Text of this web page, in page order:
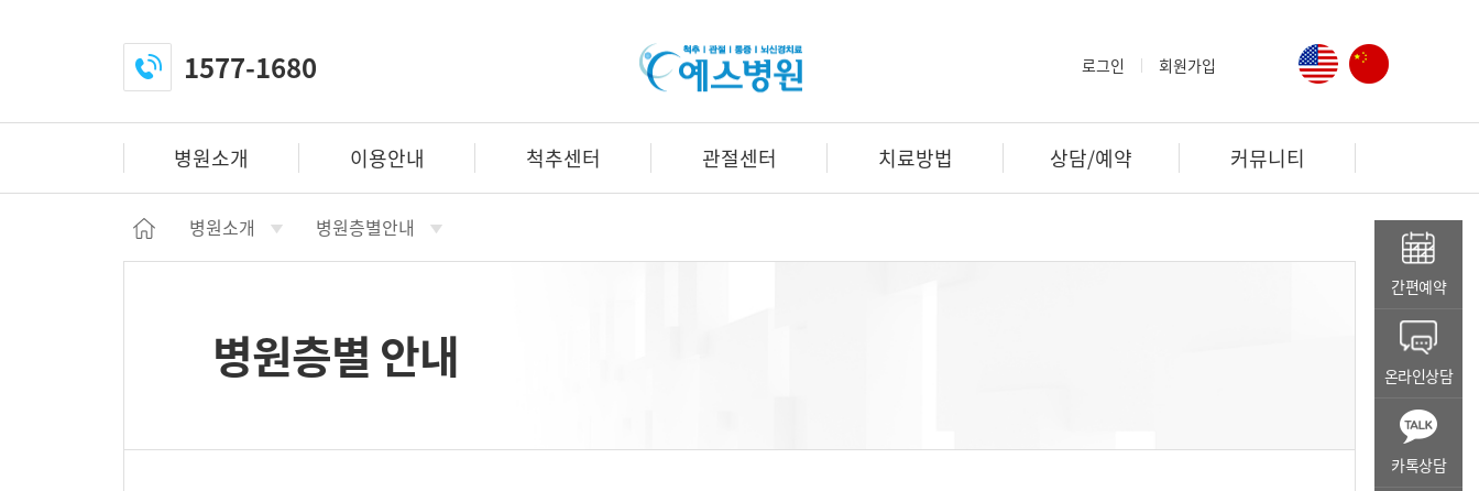
예
스
병
원
1577-1680
화
영어 페이지
로그인 회원가입
병원소개 이용안내 척추센터 관절센터 치료방법 상담/예약 커뮤니티
간편예약
온라인상담
카톡상담
병원소개 병원층별안내
병원층별 안내